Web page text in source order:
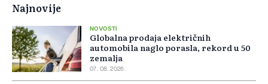
Najnovije
NOVOSTI
Globalna prodaja električnih
automobila naglo porasla, rekord u 50
zemalja
07. 08. 2026.